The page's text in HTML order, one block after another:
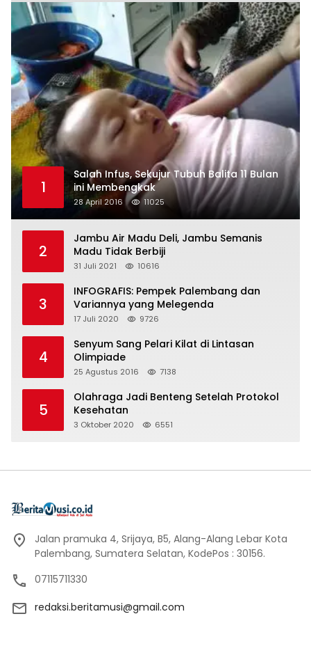
1
Salah Infus, Sekujur Tubuh Balita 11 Bulan
ini Membengkak
28 April 2016 11025
2
Jambu Air Madu Deli, Jambu Semanis
Madu Tidak Berbiji
31 Juli 2021 10616
3
INFOGRAFIS: Pempek Palembang dan
Variannya yang Melegenda
17 Juli 2020 9726
4
Senyum Sang Pelari Kilat di Lintasan
Olimpiade
25 Agustus 2016 7138
5
Olahraga Jadi Benteng Setelah Protokol
Kesehatan
3 Oktober 2020 6551
Jalan pramuka 4, Srijaya, B5, Alang-Alang Lebar Kota
Palembang, Sumatera Selatan, KodePos : 30156.
07115711330
redaksi.beritamusi@gmail.com